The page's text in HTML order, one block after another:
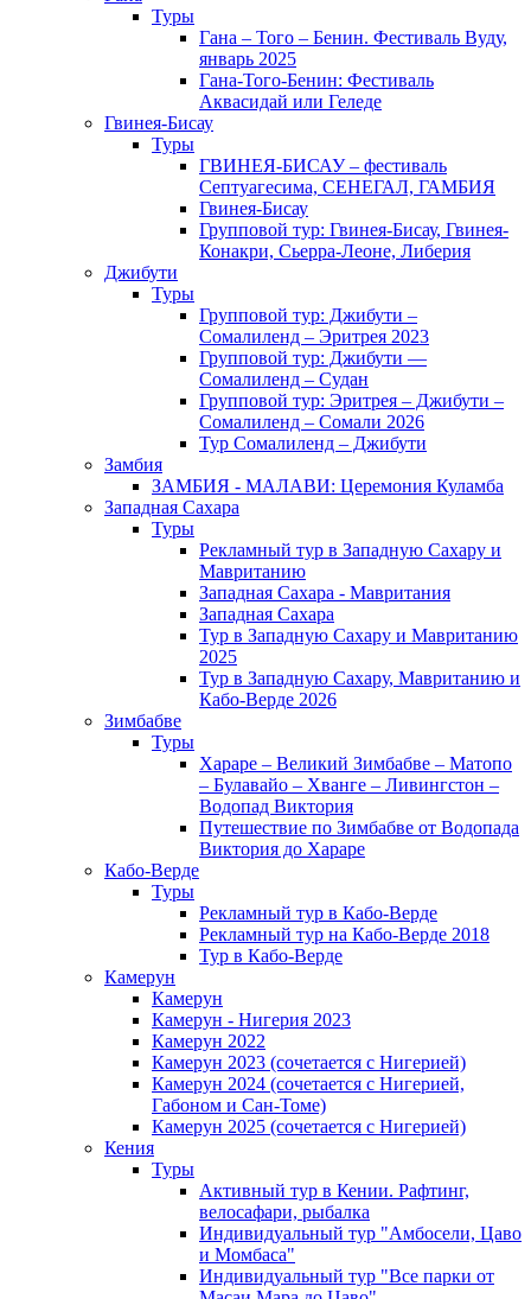
Туры
Гана – Того – Бенин. Фестиваль Вуду,
январь 2025
Гана-Того-Бенин: Фестиваль
Аквасидай или Геледе
Гвинея-Бисау
Туры
ГВИНЕЯ-БИСАУ – фестиваль
Септуагесима, СЕНЕГАЛ, ГАМБИЯ
Гвинея-Бисау
Групповой тур: Гвинея-Бисау, Гвинея-
Конакри, Сьерра-Леоне, Либерия
Джибути
Туры
Групповой тур: Джибути –
Cомалиленд – Эритрея 2023
Групповой тур: Джибути —
Сомалиленд – Судан
Групповой тур: Эритрея – Джибути –
Сомалиленд – Сомали 2026
Тур Cомалиленд – Джибути
Замбия
ЗАМБИЯ - МАЛАВИ: Церемония Куламба
Западная Сахара
Туры
Рекламный тур в Западную Сахару и
Мавританию
Западная Сахара - Мавритания
Западная Сахара
Тур в Западную Сахару и Мавританию
2025
Тур в Западную Сахару, Мавританию и
Кабо-Верде 2026
Зимбабве
Туры
Хараре – Великий Зимбабве – Матопо
– Булавайо – Хванге – Ливингстон –
Водопад Виктория
Путешествие по Зимбабве от Водопада
Виктория до Хараре
Кабо-Верде
Туры
Рекламный тур в Кабо-Верде
Рекламный тур на Кабо-Верде 2018
Тур в Кабо-Верде
Камерун
Камерун
Камерун - Нигерия 2023
Камерун 2022
Камерун 2023 (сочетается с Нигерией)
Камерун 2024 (сочетается с Нигерией,
Габоном и Сан-Томе)
Камерун 2025 (сочетается с Нигерией)
Кения
Туры
Активный тур в Кении. Рафтинг,
велосафари, рыбалка
Индивидуальный тур "Амбосели, Цаво
и Момбаса"
Индивидуальный тур "Все парки от